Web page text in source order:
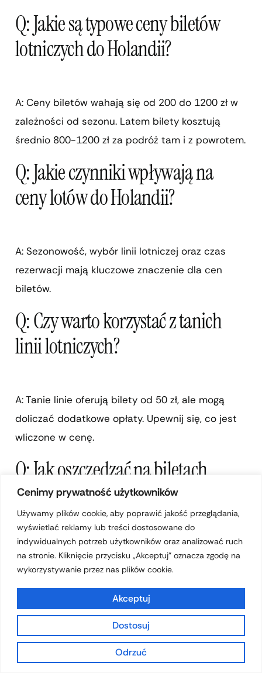
Cenimy prywatność użytkowników
Używamy plików cookie, aby poprawić jakość przeglądania,
wyświetlać reklamy lub treści dostosowane do
indywidualnych potrzeb użytkowników oraz analizować ruch
na stronie. Kliknięcie przycisku „Akceptuj” oznacza zgodę na
wykorzystywanie przez nas plików cookie.
Dostosuj
Odrzuć
Akceptuj
Q: Jakie są typowe ceny biletów
lotniczych do Holandii?
A: Ceny biletów wahają się od 200 do 1200 zł w
zależności od sezonu. Latem bilety kosztują
średnio 800-1200 zł za podróż tam i z powrotem.
Q: Jakie czynniki wpływają na
ceny lotów do Holandii?
A: Sezonowość, wybór linii lotniczej oraz czas
rezerwacji mają kluczowe znaczenie dla cen
biletów.
Q: Czy warto korzystać z tanich
linii lotniczych?
A: Tanie linie oferują bilety od 50 zł, ale mogą
doliczać dodatkowe opłaty. Upewnij się, co jest
wliczone w cenę.
Q: Jak oszczędzać na biletach
lotniczych?
A: Rezerwuj z wyprzedzeniem i porównuj ceny,
aby zaoszczędzić 20-30%. Elastyczność dat
również prowadzi do niższych kosztów.
Q: Jakie są inne opcje transportu
do Holandii?